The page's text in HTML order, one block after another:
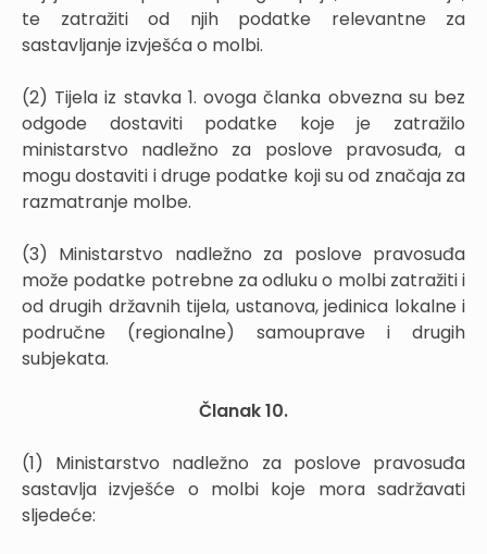
te zatražiti od njih podatke relevantne za
sastavljanje izvješća o molbi.
(2) Tijela iz stavka 1. ovoga članka obvezna su bez
odgode dostaviti podatke koje je zatražilo
ministarstvo nadležno za poslove pravosuđa, a
mogu dostaviti i druge podatke koji su od značaja za
razmatranje molbe.
(3) Ministarstvo nadležno za poslove pravosuđa
može podatke potrebne za odluku o molbi zatražiti i
od drugih državnih tijela, ustanova, jedinica lokalne i
područne (regionalne) samouprave i drugih
subjekata.
Članak 10.
(1) Ministarstvo nadležno za poslove pravosuđa
sastavlja izvješće o molbi koje mora sadržavati
sljedeće: